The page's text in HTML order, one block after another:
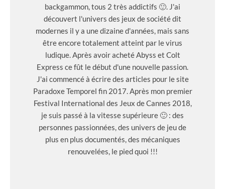
backgammon, tous 2 très addictifs 🙂. J'ai
découvert l'univers des jeux de société dit
modernes il y a une dizaine d'années, mais sans
être encore totalement atteint par le virus
ludique. Après avoir acheté Abyss et Colt
Express ce fût le début d'une nouvelle passion.
J'ai commencé à écrire des articles pour le site
Paradoxe Temporel fin 2017. Après mon premier
Festival International des Jeux de Cannes 2018,
je suis passé à la vitesse supérieure 🙂 : des
personnes passionnées, des univers de jeu de
plus en plus documentés, des mécaniques
renouvelées, le pied quoi !!!